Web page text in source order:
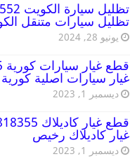
تظليل سيارات متنقل
يونيو 28, 2024
غيار سيارات اصلية كورية
ديسمبر 1, 2023
غيار كاديلاك رخيص
ديسمبر 1, 2023